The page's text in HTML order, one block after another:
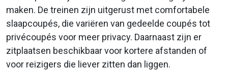
maken. De treinen zijn uitgerust met comfortabele
slaapcoupés, die variëren van gedeelde coupés tot
privécoupés voor meer privacy. Daarnaast zijn er
zitplaatsen beschikbaar voor kortere afstanden of
voor reizigers die liever zitten dan liggen.